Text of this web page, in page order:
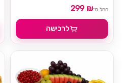
החל מ־299 ₪
לרכישה